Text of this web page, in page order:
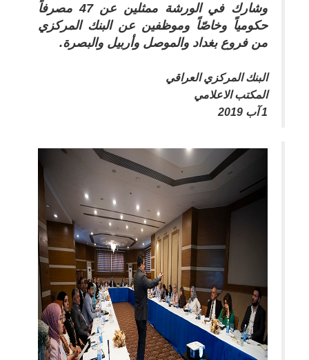
وشارك في الورشة ممثلين عن 47 مصرفاً
حكومياً وخاصّاً وموظفين عن البنك المركزي
من فروع بغداد والموصل وأربيل والبصرة.
البنك المركزي العراقي
المكتب الاعلامي
1 آب 2019